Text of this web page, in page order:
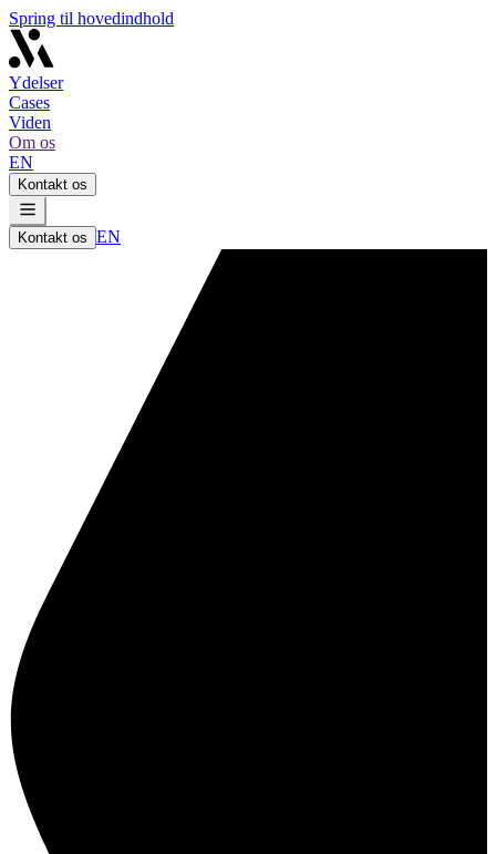
Spring til hovedindhold
Ydelser
Cases
Viden
Om os
EN
Kontakt os
Kontakt os EN